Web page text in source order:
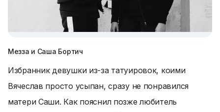
Мезза и Саша Бортич
Избранник девушки из-за татуировок, коими
Вячеслав просто усыпан, сразу не понравился
матери Саши. Как пояснил позже любитель